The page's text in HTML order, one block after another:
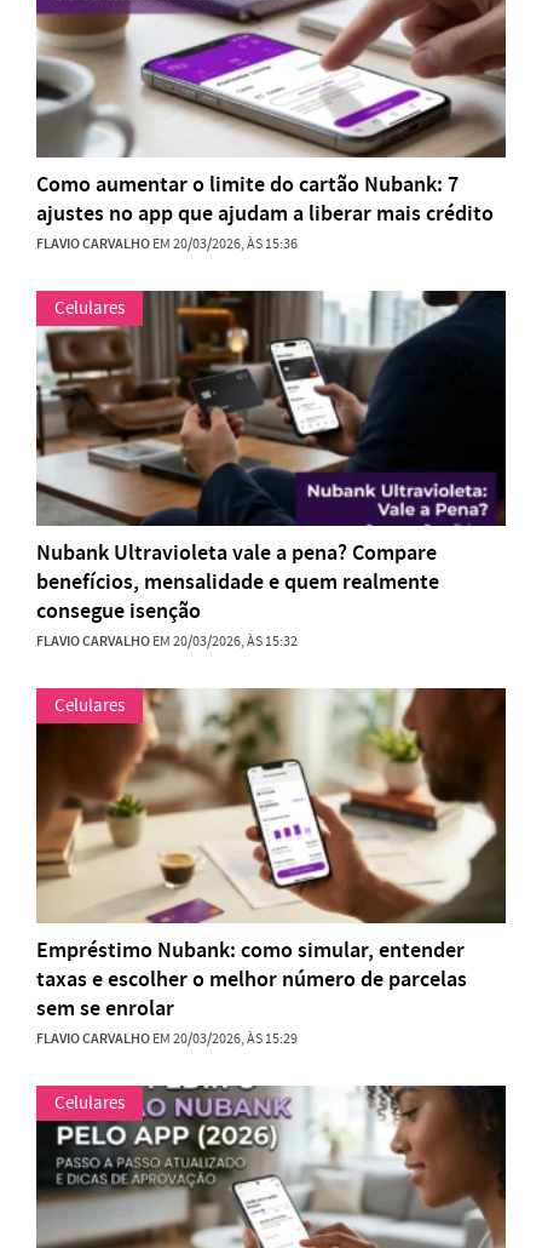
Como aumentar o limite do cartão Nubank: 7
ajustes no app que ajudam a liberar mais crédito
FLAVIO CARVALHOEM 20/03/2026, ÀS 15:36
Celulares
Nubank Ultravioleta vale a pena? Compare
benefícios, mensalidade e quem realmente
consegue isenção
FLAVIO CARVALHOEM 20/03/2026, ÀS 15:32
Celulares
Empréstimo Nubank: como simular, entender
taxas e escolher o melhor número de parcelas
sem se enrolar
FLAVIO CARVALHOEM 20/03/2026, ÀS 15:29
Celulares